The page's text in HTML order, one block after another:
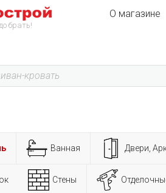
брать!
О магазине
Ванная Двери,
Стены